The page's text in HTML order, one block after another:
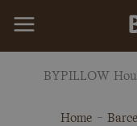
BYPILLOW
Home -